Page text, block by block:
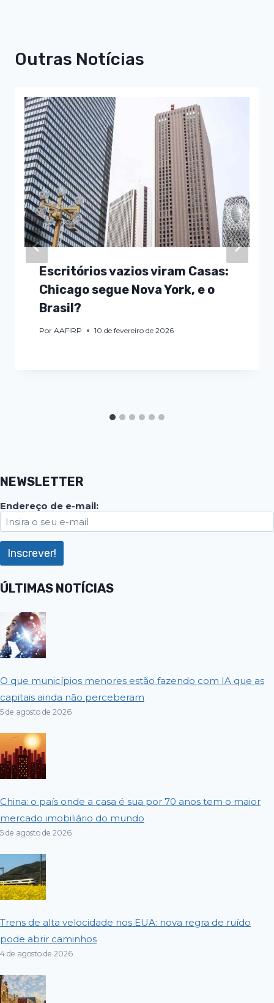
Outras Notícias
Escritórios vazios viram Casas:
Chicago segue Nova York, e o
Brasil?
Por AAFIRP 10 de fevereiro de 2026
NEWSLETTER
Endereço de e-mail:
ÚLTIMAS NOTÍCIAS
O que municípios menores estão fazendo com IA que as
capitais ainda não perceberam
5 de agosto de 2026
China: o país onde a casa é sua por 70 anos tem o maior
mercado imobiliário do mundo
5 de agosto de 2026
Trens de alta velocidade nos EUA: nova regra de ruído
pode abrir caminhos
4 de agosto de 2026